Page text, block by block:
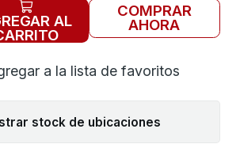
AL
COMPRAR
AHORA
a la lista de favoritos
stock de ubicaciones